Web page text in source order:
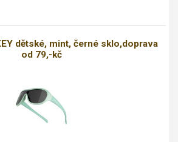
dětské, mint, černé sklo,doprava
od 79,-kč